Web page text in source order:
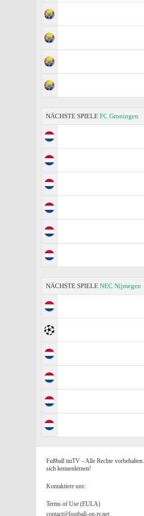
NÄCHSTE SPIELE FC Groningen
NÄCHSTE SPIELE NEC Nijmegen
Fußball imTV - Alle Rechte
sich kennenlernen!
Kontaktiere uns:
Terms of Use (EULA)
contact@football-on-tv.net